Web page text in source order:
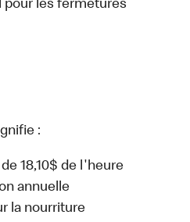
pour les fermetures
:
18,10$ de l'heure
annuelle
la nourriture